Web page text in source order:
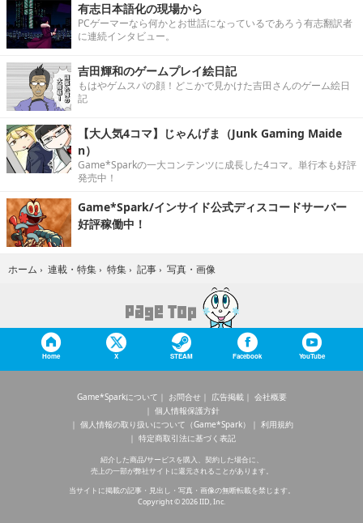
有志日本語化の現場から
PCゲーマーなら何かとお世話になっているであろう有志翻訳者
に連続インタビュー。
吉田輝和のゲームプレイ絵日記
もはやゲムスパの顔！どこかで見かけた吉田さんのゲーム絵日
記
【大人気4コマ】じゃんげま（Junk Gaming Maide
n）
Game*Sparkの一大コンテンツに成長した4コマ。単行本も好評
発売中！
Game*Spark/インサイド公式ディスコードサーバー
好評稼働中！
ホーム › 連載・特集 › 特集 › 記事 › 写真・画像
Home X STEAM Facebook YouTube
Game*Sparkについて お問合せ 広告掲載
会社概要
個人情報保護方針
個人情報の取り扱いについて（Game*Spark）
利用規約
特定商取引法に基づく表記
紹介した商品/サービスを購入、契約した場合に、
売上の一部が弊社サイトに還元されることがあります。
当サイトに掲載の記事・見出し・写真・画像の無断転載を禁じます。
Copyright © 2026 IID, Inc.